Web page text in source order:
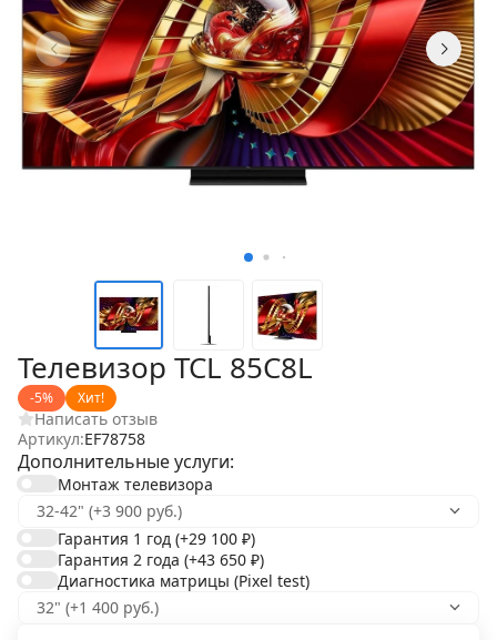
Телевизор TCL 85C8L
-5% Хит!
Написать отзыв
Артикул:EF78758
Дополнительные услуги:
Монтаж телевизора
Гарантия 1 год (+29 100 ₽)
Гарантия 2 года (+43 650 ₽)
Диагностика матрицы (Pixel test)